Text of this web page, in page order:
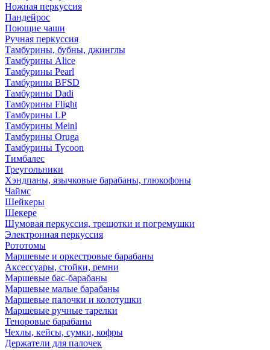
Ножная перкуссия
Пандейрос
Поющие чаши
Ручная перкуссия
Тамбурины, бубны, джинглы
Тамбурины Alice
Тамбурины Pearl
Тамбурины BFSD
Тамбурины Dadi
Тамбурины Flight
Тамбурины LP
Тамбурины Meinl
Тамбурины Oruga
Тамбурины Tycoon
Тимбалес
Треугольники
Хэндпаны, язычковые барабаны, глюкофоны
Чаймс
Шейкеры
Шекере
Шумовая перкуссия, трещотки и погремушки
Электронная перкуссия
Рототомы
Маршевые и оркестровые барабаны
Аксессуары, стойки, ремни
Маршевые бас-барабаны
Маршевые малые барабаны
Маршевые палочки и колотушки
Маршевые ручные тарелки
Теноровые барабаны
Чехлы, кейсы, сумки, кофры
Держатели для палочек